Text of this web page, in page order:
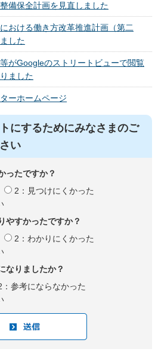
備保全計画を見直しました
における働き方改革推進計画（第二
した
がGoogleのストリートビューで閲覧
ました
ーホームページ
にするためにみなさまのご
い
ったですか？
2：見つけにくかった
やすかったですか？
2：わかりにくかった
なりましたか？
：参考にならなかった